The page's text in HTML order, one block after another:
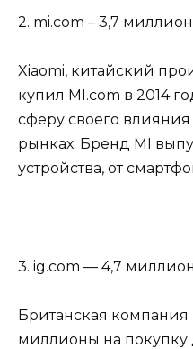
2. mi.com – 3,7
Xiaomi, китайский
купил MI.com в 2014
сферу своего
рынках. Бренд MI
устройства, от
3. ig.com — 4,7
Британская компания
миллионы на покупку